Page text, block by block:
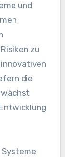
und
zu
die
wächst
Systeme